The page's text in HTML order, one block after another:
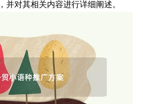
并对其相关内容进行详细阐述。